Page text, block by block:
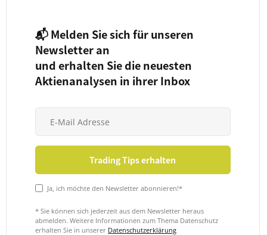
📬 Melden Sie sich für unseren
Newsletter an
und erhalten Sie die neuesten
Aktienanalysen in ihrer Inbox
Ja, ich möchte den Newsletter abonnieren!*
* Sie können sich jederzeit aus dem Newsletter heraus
abmelden. Weitere Informationen zum Thema Datenschutz
erhalten Sie in unserer Datenschutzerklärung